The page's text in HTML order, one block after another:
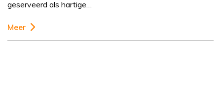
geserveerd als hartige…
Meer